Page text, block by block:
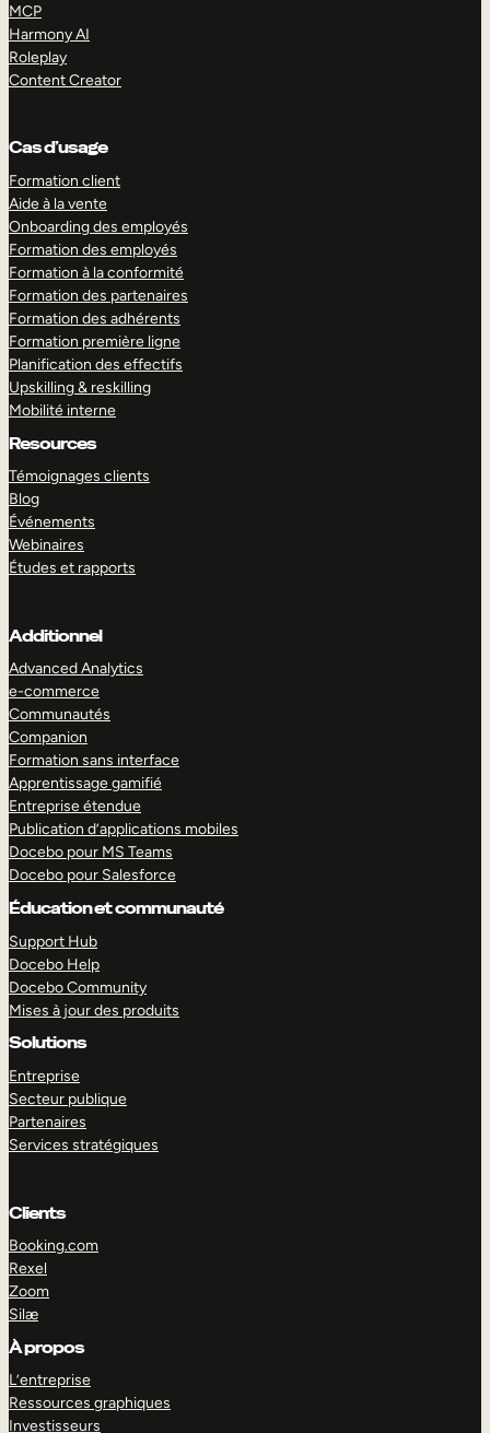
MCP
Harmony AI
Roleplay
Content Creator
Cas d’usage
Formation client
Aide à la vente
Onboarding des employés
Formation des employés
Formation à la conformité
Formation des partenaires
Formation des adhérents
Formation première ligne
Planification des effectifs
Upskilling & reskilling
Mobilité interne
Resources
Témoignages clients
Blog
Événements
Webinaires
Études et rapports
Additionnel
Advanced Analytics
e-commerce
Communautés
Companion
Formation sans interface
Apprentissage gamifié
Entreprise étendue
Publication d’applications mobiles
Docebo pour MS Teams
Docebo pour Salesforce
Éducation et communauté
Support Hub
Docebo Help
Docebo Community
Mises à jour des produits
Solutions
Entreprise
Secteur publique
Partenaires
Services stratégiques
Clients
Booking.com
Rexel
Zoom
Silæ
À propos
L’entreprise
Ressources graphiques
Investisseurs